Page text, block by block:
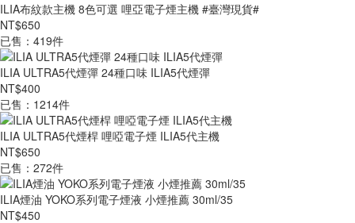
ILIA布紋款主機 8色可選 哩亞電子煙主機 #臺灣現貨#
NT$650
已售：419件
ILIA ULTRA5代煙彈 24種口味 ILIA5代煙彈
NT$400
已售：1214件
ILIA ULTRA5代煙桿 哩啞電子煙 ILIA5代主機
NT$650
已售：272件
ILIA煙油 YOKO系列電子煙液 小煙推薦 30ml/35
NT$450